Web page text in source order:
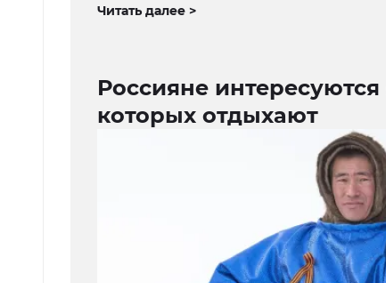
Читать далее >
Россияне
которых отдыхают